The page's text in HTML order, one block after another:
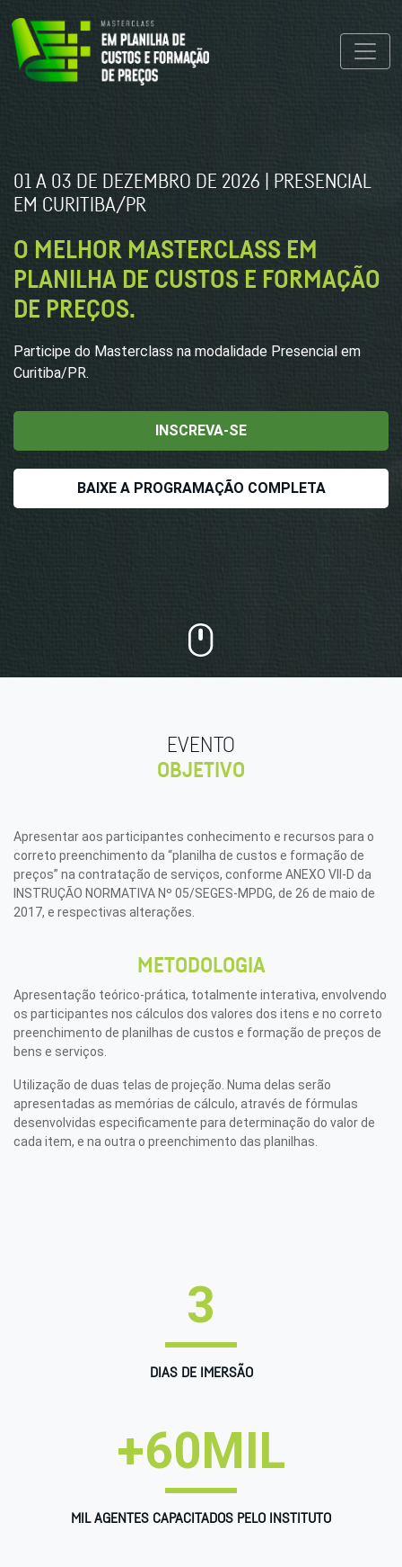
01 A 03 DE DEZEMBRO DE 2026 | PRESENCIAL
EM CURITIBA/PR
O MELHOR MASTERCLASS EM
PLANILHA DE CUSTOS E FORMAÇÃO
DE PREÇOS.
Participe do Masterclass na modalidade Presencial em
Curitiba/PR.
INSCREVA-SE
BAIXE A PROGRAMAÇÃO COMPLETA
EVENTO
OBJETIVO
Apresentar aos participantes conhecimento e recursos para o
correto preenchimento da “planilha de custos e formação de
preços” na contratação de serviços, conforme ANEXO VII-D da
INSTRUÇÃO NORMATIVA Nº 05/SEGES-MPDG, de 26 de maio de
2017, e respectivas alterações.
METODOLOGIA
Apresentação teórico-prática, totalmente interativa, envolvendo
os participantes nos cálculos dos valores dos itens e no correto
preenchimento de planilhas de custos e formação de preços de
bens e serviços.
Utilização de duas telas de projeção. Numa delas serão
apresentadas as memórias de cálculo, através de fórmulas
desenvolvidas especificamente para determinação do valor de
cada item, e na outra o preenchimento das planilhas.
3
DIAS DE IMERSÃO
+60MIL
MIL AGENTES CAPACITADOS PELO INSTITUTO